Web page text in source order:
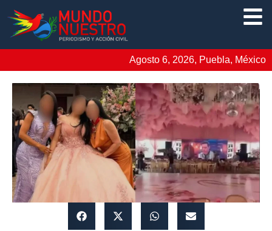
Agosto 6, 2026, Puebla, México